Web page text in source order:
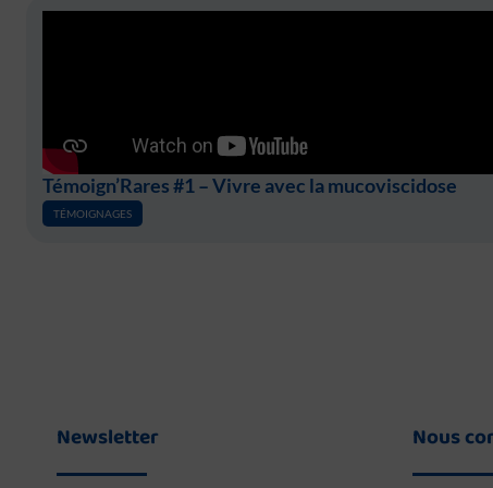
Témoign’Rares #1 – Vivre avec la mucoviscidose
TÉMOIGNAGES
Newsletter Nous